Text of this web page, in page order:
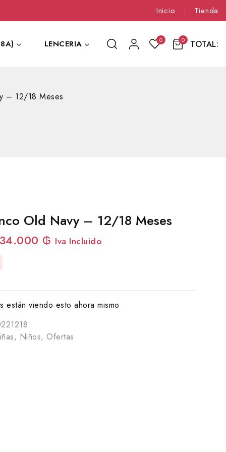
Inicio Tienda
LENCERIA 0 0 TOTAL:
– 12/18 Meses
Old Navy – 12/18 Meses
₲ Iva Incluido
están viendo esto ahora mismo
, Niños, Ofertas